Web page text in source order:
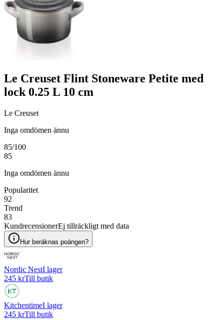
Le Creuset Flint Stoneware Petite med
lock 0.25 L 10 cm
Le Creuset
Inga omdömen ännu
85/100
85
Inga omdömen ännu
Popularitet
92
Trend
83
KundrecensionerEj tillräckligt med data
Hur beräknas poängen?
Nordic NestI lager
245 krTill butik
KitchentimeI lager
245 krTill butik